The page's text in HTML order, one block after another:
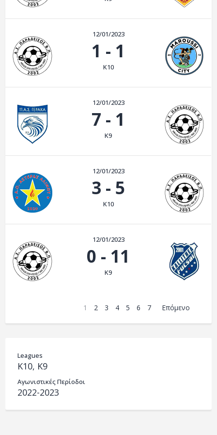
ΑΡΧΕΙΟ
12/01/2023
1 - 1
K10
12/01/2023
7 - 1
K9
12/01/2023
3 - 5
K10
12/01/2023
0 - 11
K9
1 2 3 4 5 6 7 Επόμενο
Leagues
K10, K9
Αγωνιστικές Περίοδοι
2022-2023